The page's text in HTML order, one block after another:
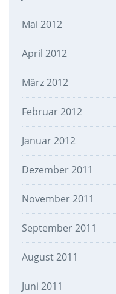
Mai 2012
April 2012
März 2012
Februar 2012
Januar 2012
Dezember 2011
November 2011
September 2011
August 2011
Juni 2011